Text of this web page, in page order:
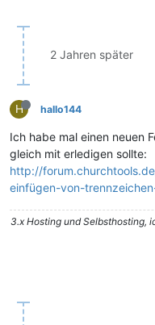
2 Jahren später
H hallo144
Ich habe mal einen neuen
gleich mit erledigen sollte:
http://
einfügen-von-
3.x Hosting und Selbsthosting,